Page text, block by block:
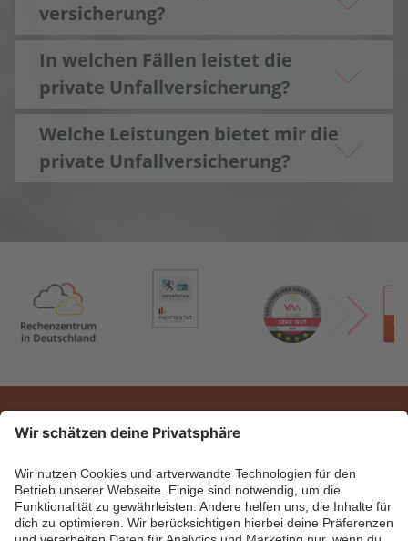
versicherung?
In welchen Fällen leistet die
private Unfall­versicherung?
Welche Leistungen bietet mir die
private Unfall­versicherung?
Janitos Versicherung AG